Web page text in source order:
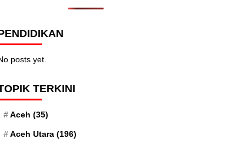
posts yet.
TERKINI
Aceh (35)
Aceh Utara (196)